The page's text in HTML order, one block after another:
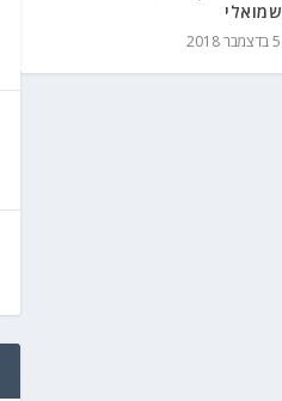
שמואלי
5 בדצמבר 2018